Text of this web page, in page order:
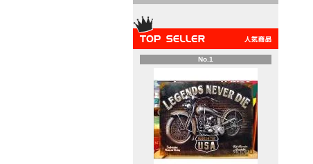
No.1